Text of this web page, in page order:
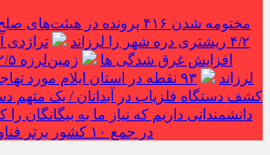
مختومه شدن ۴۱۶ پرونده در هیئت‌های صلح ایلام
۴/۲ ریشتری دره شهر را لرزاند
تراژدی
افزایش غرق شدگی ها
لرزاند
۹۳ نقطه در استان ایلام مورد تهاجم قرار گرفته است
کشف دستگاه فلزیاب در آبدانان / یک متهم
دانشمندانی داریم که نیاز ما به بیگانگان
در جمع ۱۰ کشور برتر فناوری هسته‌ای قرار دارد